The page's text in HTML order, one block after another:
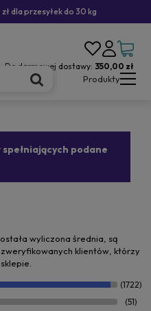
dla przesyłek do 30 kg
Do darmowej dostawy: 350,00 zł
Produkty
podane
wyliczona średnia, są
klientów, którzy
(1722)
(51)